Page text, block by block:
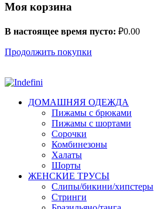
Моя корзина
В настоящее время пусто: ₽0.00
Продолжить покупки
ДОМАШНЯЯ ОДЕЖДА
Пижамы с брюками
Пижамы с шортами
Сорочки
Комбинезоны
Халаты
Шорты
ЖЕНСКИЕ ТРУСЫ
Слипы/бикини/хипстеры
Стринги